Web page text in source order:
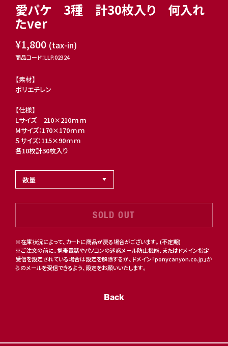
愛パケ 3種 計30枚入り 何入れ
たver
¥1,800 (tax-in)
商品コード：LLP.02324
【素材】
ポリエチレン
【仕様】
Lサイズ 210×210ｍｍ
Mサイズ：170×170ｍｍ
Ｓサイズ：115×90ｍｍ
各10枚計30枚入り
SOLD OUT
※在庫状況によって、カートに商品が戻る場合がございます。(不定期)
※ご注文の前に、携帯電話やパソコンの迷惑メール防止機能、またはドメイン指定
受信を設定されている場合は設定を解除するか、ドメイン「ponycanyon.co.jp」か
らのメールを受信できるよう、設定をお願いいたします。
Back